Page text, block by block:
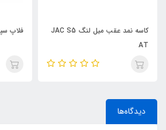
کاسه نمد عقب میل لنگ JAC S5 فلاپ سپر جلو JAC S5
دیدگاه‌ها